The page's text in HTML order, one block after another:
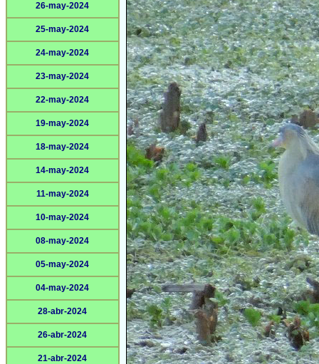
26-may-2024
25-may-2024
24-may-2024
23-may-2024
22-may-2024
19-may-2024
18-may-2024
14-may-2024
11-may-2024
10-may-2024
08-may-2024
05-may-2024
04-may-2024
28-abr-2024
26-abr-2024
21-abr-2024